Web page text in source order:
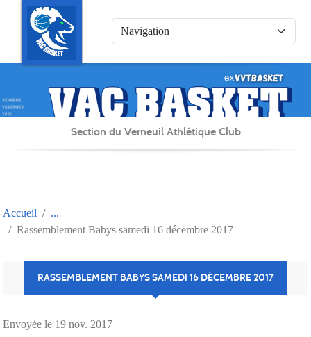
Section du Verneuil Athlétique Club
Accueil
Rassemblement Babys samedi 16 décembre 2017
RASSEMBLEMENT BABYS SAMEDI 16 DÉCEMBRE 2017
Envoyée le 19 nov. 2017
Panneau de gestion des cookies